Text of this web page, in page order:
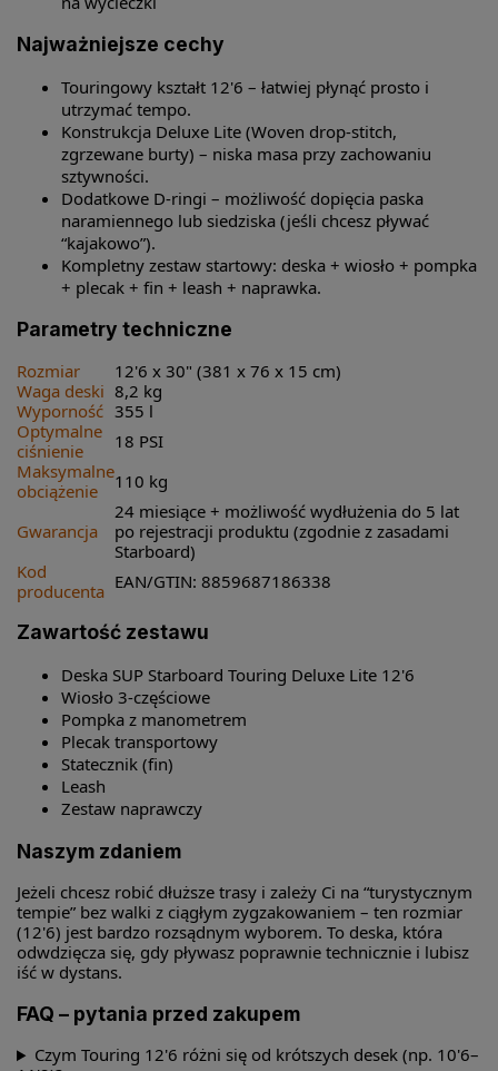
Najważniejsze cechy
Touringowy kształt 12'6 – łatwiej płynąć prosto i
utrzymać tempo.
Konstrukcja Deluxe Lite (Woven drop-stitch,
zgrzewane burty) – niska masa przy zachowaniu
sztywności.
Dodatkowe D-ringi – możliwość dopięcia paska
naramiennego lub siedziska (jeśli chcesz pływać
“kajakowo”).
Kompletny zestaw startowy: deska + wiosło + pompka
+ plecak + fin + leash + naprawka.
Parametry techniczne
Rozmiar
12'6 x 30" (381 x 76 x 15 cm)
Waga deski 8,2 kg
Wyporność 355 l
Optymalne
ciśnienie
18 PSI
Maksymalne
obciążenie
110 kg
Gwarancja
24 miesiące + możliwość wydłużenia do 5 lat
po rejestracji produktu (zgodnie z zasadami
Starboard)
Kod
producenta EAN/GTIN: 8859687186338
Zawartość zestawu
Deska SUP Starboard Touring Deluxe Lite 12'6
Wiosło 3-częściowe
Pompka z manometrem
Plecak transportowy
Statecznik (fin)
Leash
Zestaw naprawczy
Naszym zdaniem
Jeżeli chcesz robić dłuższe trasy i zależy Ci na “turystycznym
tempie” bez walki z ciągłym zygzakowaniem – ten rozmiar
(12'6) jest bardzo rozsądnym wyborem. To deska, która
odwdzięcza się, gdy pływasz poprawnie technicznie i lubisz
iść w dystans.
FAQ – pytania przed zakupem
Czym Touring 12'6 różni się od krótszych desek (np. 10'6–